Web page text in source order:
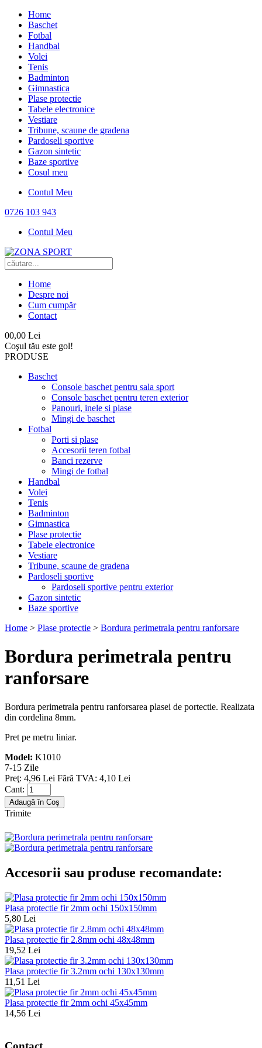
Home
Baschet
Fotbal
Handbal
Volei
Tenis
Badminton
Gimnastica
Plase protectie
Tabele electronice
Vestiare
Tribune, scaune de gradena
Pardoseli sportive
Gazon sintetic
Baze sportive
Cosul meu
Contul Meu
0726 103 943
Contul Meu
Home
Despre noi
Cum cumpăr
Contact
00,00 Lei
Coşul tău este gol!
PRODUSE
Baschet
Console baschet pentru sala sport
Console baschet pentru teren exterior
Panouri, inele si plase
Mingi de baschet
Fotbal
Porti si plase
Accesorii teren fotbal
Banci rezerve
Mingi de fotbal
Handbal
Volei
Tenis
Badminton
Gimnastica
Plase protectie
Tabele electronice
Vestiare
Tribune, scaune de gradena
Pardoseli sportive
Pardoseli sportive pentru exterior
Gazon sintetic
Baze sportive
Home > Plase protectie > Bordura perimetrala pentru ranforsare
Bordura perimetrala pentru
ranforsare
Bordura perimetrala pentru ranforsarea plasei de portectie. Realizata
din cordelina 8mm.
Pret pe metru liniar.
Model: K1010
7-15 Zile
Preţ: 4,96 Lei Fără TVA: 4,10 Lei
Cant:
Trimite
Accesorii sau produse recomandate:
Plasa protectie fir 2mm ochi 150x150mm
5,80 Lei
Plasa protectie fir 2.8mm ochi 48x48mm
19,52 Lei
Plasa protectie fir 3.2mm ochi 130x130mm
11,51 Lei
Plasa protectie fir 2mm ochi 45x45mm
14,56 Lei